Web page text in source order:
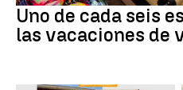
Uno de cada seis
las vacaciones de